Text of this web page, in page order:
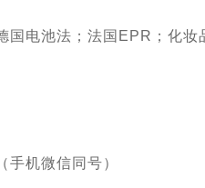
电池法；法国EPR；化妆
机微信同号）